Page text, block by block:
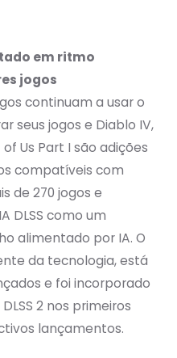
em ritmo
jogos
continuam a usar o
seus jogos e Diablo IV,
Us Part I são adições
compatíveis com
de 270 jogos e
DLSS como um
alimentado por IA. O
da tecnologia, está
e foi incorporado
2 nos primeiros
lançamentos.